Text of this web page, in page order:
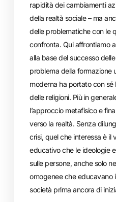
rapidità dei cambiamenti
della realtà sociale – ma
delle problematiche con le
confronta. Qui affrontiamo
alla base del successo
problema della formazione
moderna ha portato con sé
delle religioni. Più in
l’approccio metafisico e
verso la realtà. Senza
crisi, quel che interessa è il
educativo che le ideologie
sulle persone, anche solo
omogenee che educavano
società prima ancora di